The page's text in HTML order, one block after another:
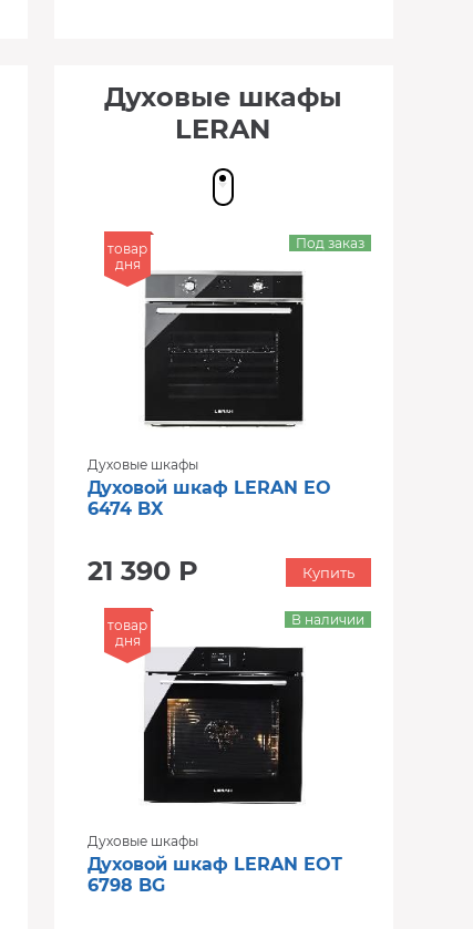
Духовые шкафы
LERAN
товар
дня
Духовые шкафы
Духовой шкаф LERAN EO
6474 BX
21 390 Р
Под заказ
Купить
товар
дня
Духовые шкафы
Духовой шкаф LERAN EOT
6798 BG
В наличии